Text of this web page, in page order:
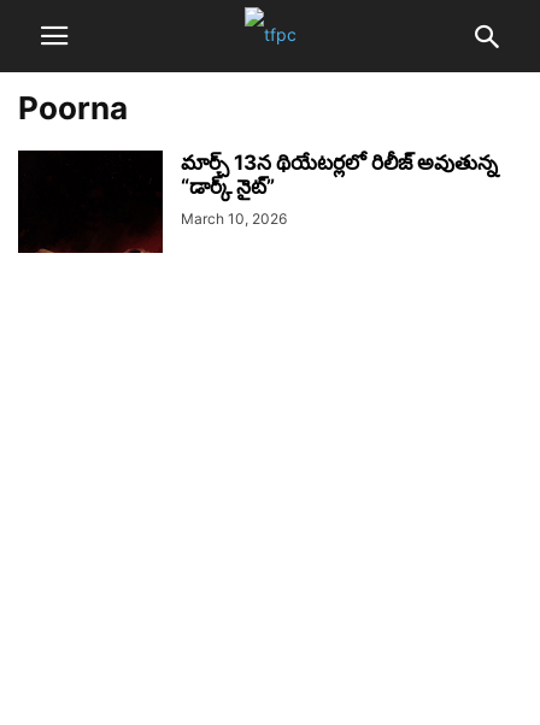
Poorna
మార్చ్ 13న థియేటర్లలో రిలీజ్ అవుతున్న
“డార్క్ నైట్”
March 10, 2026